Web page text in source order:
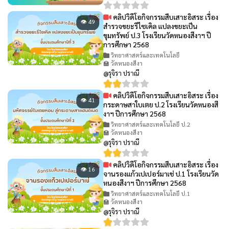
👁 49
คลิปวิดีโอกิจกรรมสืบเสาะอิสระ เรื่อง
สำรวจขยะรีไซเคิล แปลงขยะเป็น
ขุมทรัพย์ ป.3 โรงเรียนวัดหนองสีงาฯ ปี
การศึกษา 2568
วิทยาศาสตร์และเทคโนโลยี
🏫 วัดหนองสีงา
@รุจิรา ปราณี
👁 41
คลิปวิดีโอกิจกรรมสืบเสาะอิสระ เรื่อง
กระดาษสาใบเตย ป.2 โรงเรียนวัดหนองสี
งาฯ ปีการศึกษา 2568
วิทยาศาสตร์และเทคโนโลยี ป.2
🏫 วัดหนองสีงา
@รุจิรา ปราณี
👁 16
คลิปวิดีโอกิจกรรมสืบเสาะอิสระ เรื่อง
จานรองแก้วเปเปอร์มาเช่ ป.1 โรงเรียนวัด
หนองสีงาฯ ปีการศึกษา 2568
วิทยาศาสตร์และเทคโนโลยี ป.1
🏫 วัดหนองสีงา
@รุจิรา ปราณี